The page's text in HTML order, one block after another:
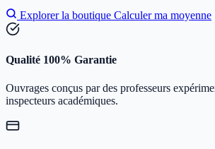
Explorer la boutique Calculer ma moyenne
Qualité 100% Garantie
Ouvrages conçus par des professeurs
inspecteurs académiques.